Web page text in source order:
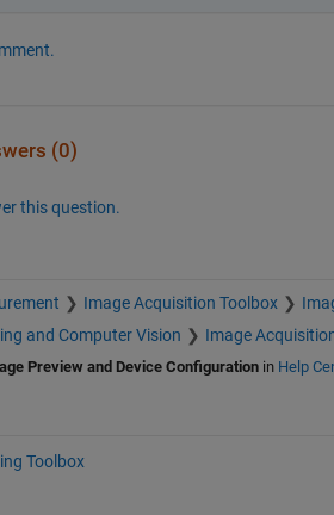
(0)
this question.
Image Acquisition Toolbox
and Computer Vision
Image
Preview and Device Configurationin Help
Toolbox